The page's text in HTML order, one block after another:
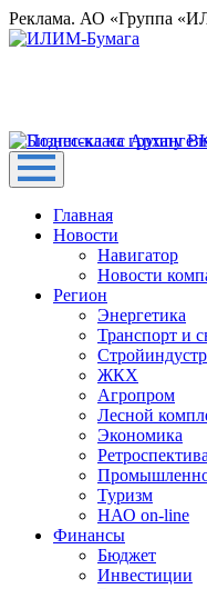
Реклама. АО «Группа
Главная
Новости
Навигатор
Новости
Регион
Энергетика
Транспорт и
ЖКХ
Агропром
Лесной
Экономика
Ретроспектива
Туризм
НАО on-line
Финансы
Бюджет
Инвестиции